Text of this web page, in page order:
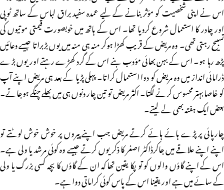
اس نے اپنی شخصیت کو مؤثر بنانے کے لیے عمدہ سفید براق لباس کے ساتھ ٹوپی
اور چادر کا استعمال شروع کردیا تھا۔ اس کے ہاتھ میں خوبصورت قیمتی موتیوں کی
تسبیح رہتی تھی۔ وہ مریض کے قریب کھڑا ہوکر منہ ہی منہ میں یوں بڑبراتا جیسے دعائیں
پڑھ رہا ہو۔ اس کے بہن بھائی مؤدب بنے اس کے گرد کھڑے رہتے اور یوں بڑے
ڈرامائی انداز میں وہ مریض کو دوا استعمال کراتا۔ پہلی پڑیا کے بعد ہی مریض اپنے آپ
کو خاصا بہتر محسوس کرنے لگتا۔ اکثر مریض تو تین چار دنوں ہی میں بھلے چنگے ہوجاتے۔
بعض ایک ہفتہ بھی لے لیتے۔
چارپائی پر پڑے ہائے ہائے کرتے مریض جب اپنے پیروں پر خوش خوش لوٹتے تو
اپنے اپنے علاقے میں جاکرڈاکٹر اصغر کا ذکر یوں کرتے جیسے وہ کوئی مرشد یا ولی ہے۔
اس کے اپنے گاؤں والوں کو تو پکا یقین تھا کہ ان کے گاؤں کا بچہ کسی بزرگ یا ولی
کے سائے میں ہے اور یقینا اس کے پاس کوئی کراماتی دوا ہے۔